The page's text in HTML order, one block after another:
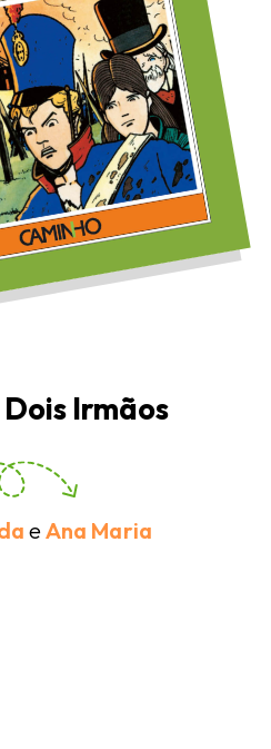
Irmãos
eAna Maria